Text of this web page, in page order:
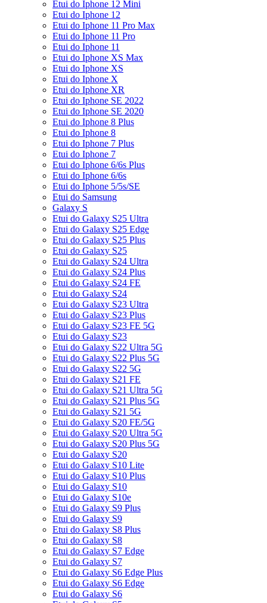
Etui do Iphone 12 Mini
Etui do Iphone 12
Etui do Iphone 11 Pro Max
Etui do Iphone 11 Pro
Etui do Iphone 11
Etui do Iphone XS Max
Etui do Iphone XS
Etui do Iphone X
Etui do Iphone XR
Etui do Iphone SE 2022
Etui do Iphone SE 2020
Etui do Iphone 8 Plus
Etui do Iphone 8
Etui do Iphone 7 Plus
Etui do Iphone 7
Etui do Iphone 6/6s Plus
Etui do Iphone 6/6s
Etui do Iphone 5/5s/SE
Etui do Samsung
Galaxy S
Etui do Galaxy S25 Ultra
Etui do Galaxy S25 Edge
Etui do Galaxy S25 Plus
Etui do Galaxy S25
Etui do Galaxy S24 Ultra
Etui do Galaxy S24 Plus
Etui do Galaxy S24 FE
Etui do Galaxy S24
Etui do Galaxy S23 Ultra
Etui do Galaxy S23 Plus
Etui do Galaxy S23 FE 5G
Etui do Galaxy S23
Etui do Galaxy S22 Ultra 5G
Etui do Galaxy S22 Plus 5G
Etui do Galaxy S22 5G
Etui do Galaxy S21 FE
Etui do Galaxy S21 Ultra 5G
Etui do Galaxy S21 Plus 5G
Etui do Galaxy S21 5G
Etui do Galaxy S20 FE/5G
Etui do Galaxy S20 Ultra 5G
Etui do Galaxy S20 Plus 5G
Etui do Galaxy S20
Etui do Galaxy S10 Lite
Etui do Galaxy S10 Plus
Etui do Galaxy S10
Etui do Galaxy S10e
Etui do Galaxy S9 Plus
Etui do Galaxy S9
Etui do Galaxy S8 Plus
Etui do Galaxy S8
Etui do Galaxy S7 Edge
Etui do Galaxy S7
Etui do Galaxy S6 Edge Plus
Etui do Galaxy S6 Edge
Etui do Galaxy S6